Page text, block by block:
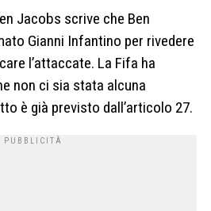
Jacobs scrive che Ben
Gianni Infantino per rivedere
l’attaccate. La Fifa ha
non ci sia stata alcuna
è già previsto dall’articolo 27.